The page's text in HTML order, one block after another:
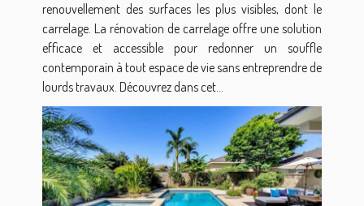
renouvellement des surfaces les plus visibles, dont le
carrelage. La rénovation de carrelage offre une solution
efficace et accessible pour redonner un souffle
contemporain à tout espace de vie sans entreprendre de
lourds travaux. Découvrez dans cet...